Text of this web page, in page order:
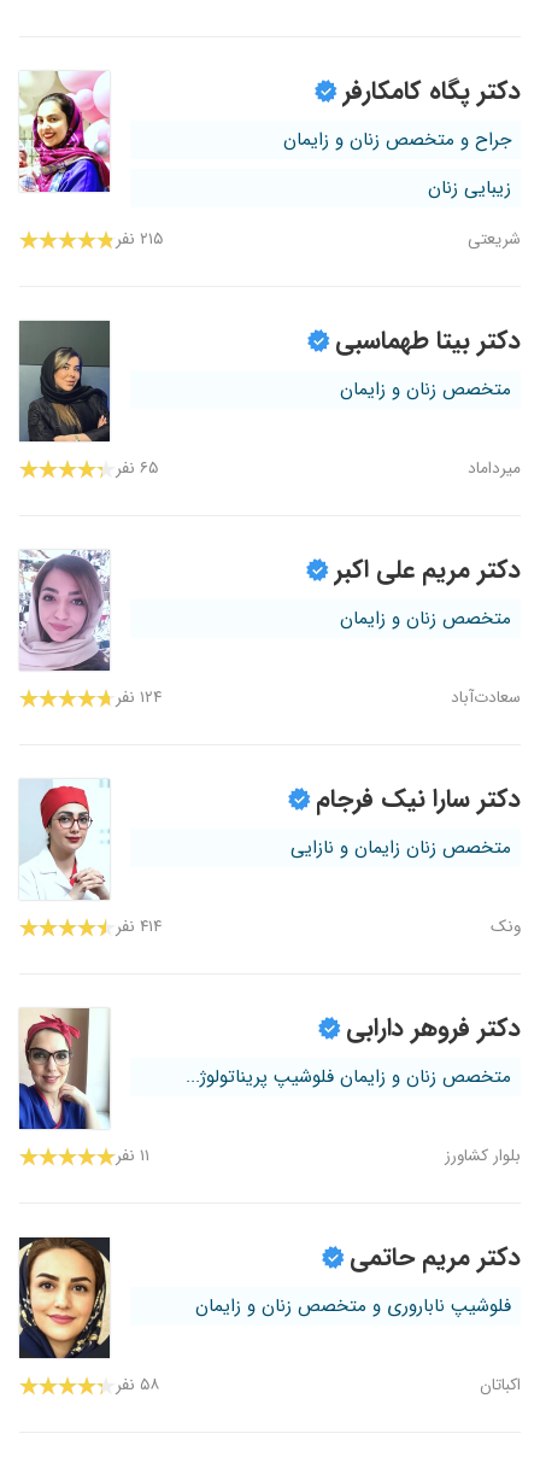
دکتر پگاه کامکارفر
جراح و متخصص زنان و زایمان
زیبایی زنان
شریعتی ۲۱۵ نفر
دکتر بیتا طهماسبی
متخصص زنان و زایمان
میرداماد ۶۵ نفر
دکتر مریم علی اکبر
متخصص زنان و زایمان
سعادت‌آباد ۱۲۴ نفر
دکتر سارا نیک فرجام
متخصص زنان زایمان و نازایی
ونک ۴۱۴ نفر
دکتر فروهر دارابی
متخصص زنان و زایمان فلوشیپ پریناتولوژ...
بلوار کشاورز ۱۱ نفر
دکتر مریم حاتمی
فلوشیپ ناباروری و متخصص زنان و زایمان
اکباتان ۵۸ نفر